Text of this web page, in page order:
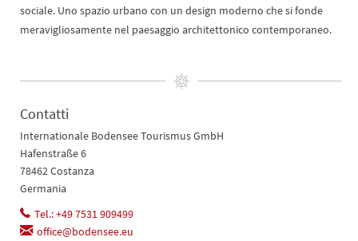
sociale. Uno spazio urbano con un design moderno che si fonde
meravigliosamente nel paesaggio architettonico contemporaneo.
Contatti
Internationale Bodensee Tourismus GmbH
Hafenstraße 6
78462 Costanza
Germania
Tel.: +49 7531 909499
office@bodensee.eu